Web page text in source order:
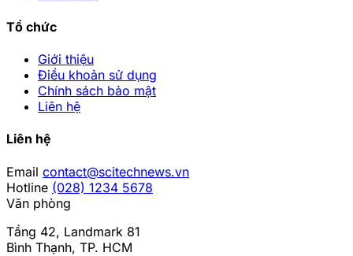
Tổ chức
Giới thiệu
Điều khoản sử dụng
Chính sách bảo mật
Liên hệ
Liên hệ
Email contact@scitechnews.vn
Hotline (028) 1234 5678
Văn phòng
Tầng 42, Landmark 81
Bình Thạnh, TP. HCM